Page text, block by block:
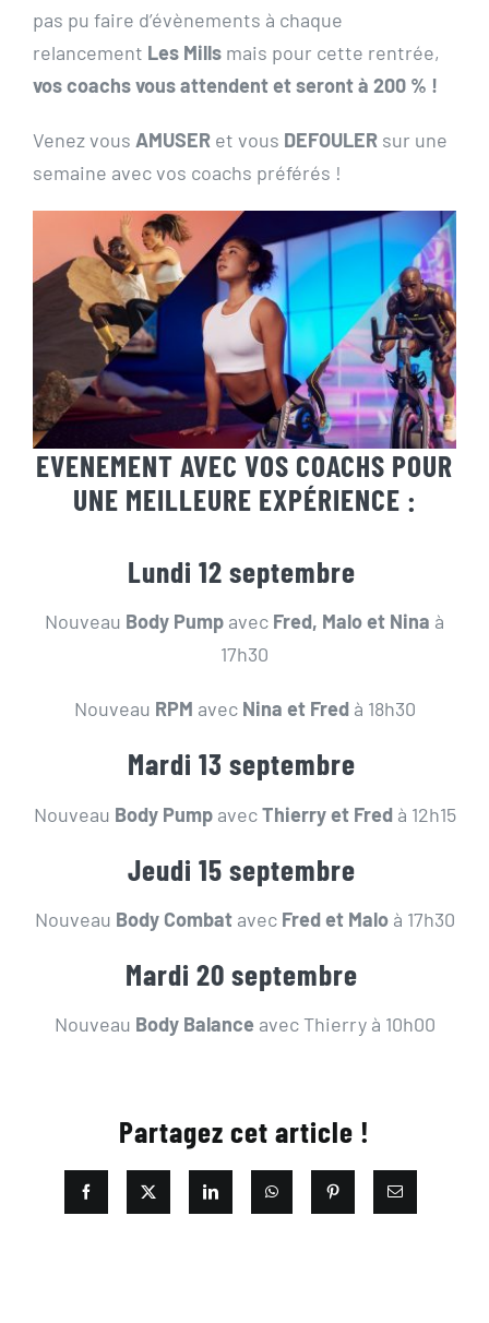
pas pu faire d’évènements à chaque
relancement Les Millsmais pour cette rentrée,
vos coachs vous attendent et seront à 200 % !
Venez vous AMUSERet vous DEFOULERsur une
semaine avec vos coachs préférés !
EVENEMENT AVEC VOS COACHS POUR
UNE MEILLEURE EXPÉRIENCE :
Lundi 12 septembre
Nouveau Body Pump avec Fred, Malo et Nina à
17h30
Nouveau RPM avec Nina et Fredà 18h30
Mardi 13 septembre
Nouveau Body PumpavecThierry et Fredà 12h15
Jeudi 15 septembre
Nouveau Body Combatavec Fred et Maloà 17h30
Mardi 20 septembre
Nouveau Body Balance avec Thierry à 10h00
Partagez cet article !